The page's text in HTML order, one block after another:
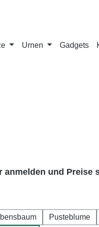
Urnen Gadgets
anmelden und Preise
Pusteblume